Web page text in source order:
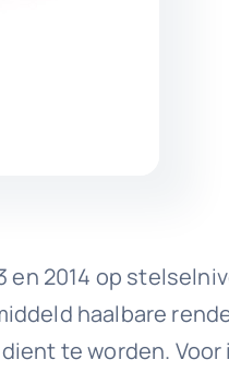
en 2014 op
haalbare
te worden.